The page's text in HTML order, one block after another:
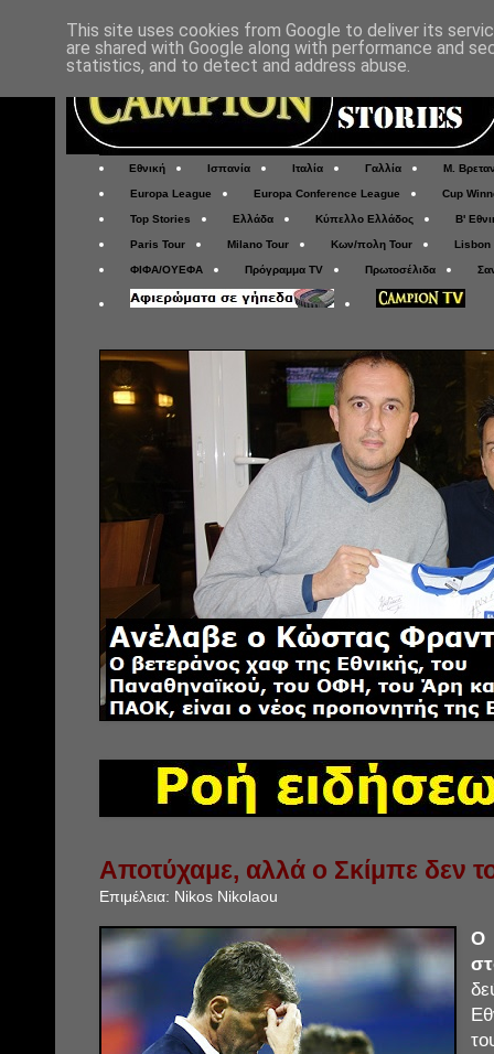
Εθνική Ισπανία Ιταλία Γαλλία Μ.
Europa League Europa Conference League Cup
Top Stories Ελλάδα Κύπελλο Ελλάδος Β'
Paris Tour Milano Tour Κων/πολη Tour Lisbon
ΦΙΦΑ/ΟΥΕΦΑ Πρόγραμμα TV Πρωτοσέλιδα
Αποτύχαμε, αλλά ο Σκίμπε δεν
Επιμέλεια: Nikos Nikolaou
Ο
This site uses cookies from Google to deliver its
are shared with Google along with performance and
statistics, and to detect and address abuse.